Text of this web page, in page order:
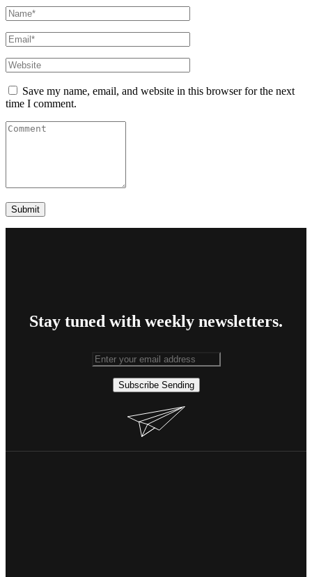
Save my name, email, and website in this browser for the next
time I comment.
Stay tuned with weekly newsletters.
Subscribe Sending